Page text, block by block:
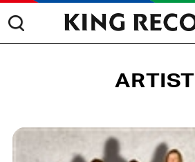
ARTIST